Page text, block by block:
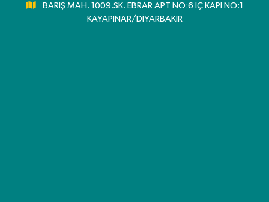
BARIŞ MAH. 1009.SK. EBRAR APT NO:6 İÇ KAPI NO:1
KAYAPINAR/DİYARBAKIR